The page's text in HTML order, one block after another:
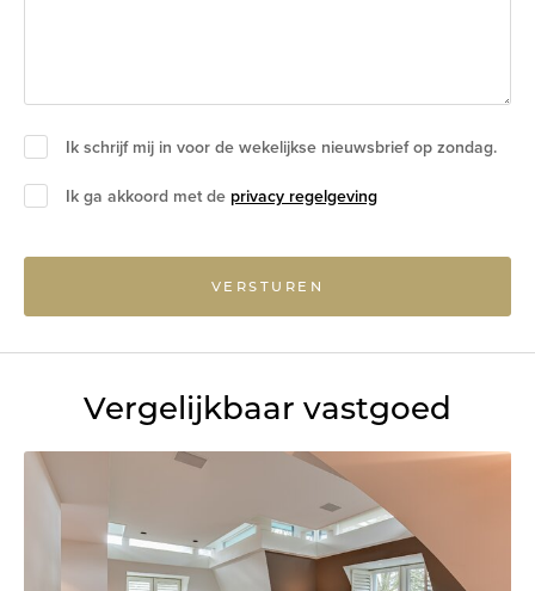
Ik schrijf mij in voor de wekelijkse nieuwsbrief op zondag.
Ik ga akkoord met de privacy regelgeving
VERSTUREN
Vergelijkbaar vastgoed